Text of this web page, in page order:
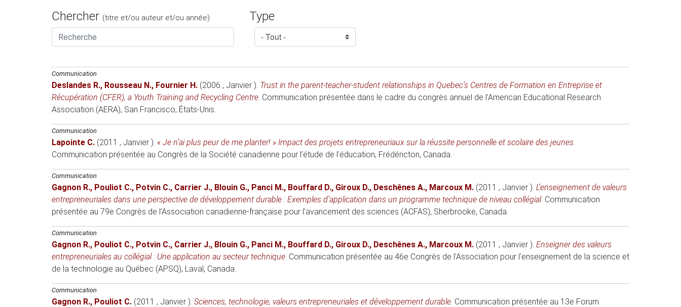
Chercher (titre et/ou auteur et/ou année) Type
Communication
Deslandes R., Rousseau N., Fournier H. (2006 , Janvier ). Trust in the parent-teacher-student relationships in Quebec’s Centres de Formation en Entreprise et
Récupération (CFER), a Youth Training and Recycling Centre. Communication présentée dans le cadre du congrès annuel de l'American Educational Research
Association (AERA), San Francisco, États-Unis.
Communication
Lapointe C. (2011 , Janvier ). « Je n’ai plus peur de me planter! » Impact des projets entrepreneuriaux sur la réussite personnelle et scolaire des jeunes.
Communication présentée au Congrès de la Société canadienne pour l’étude de l’éducation, Frédéricton, Canada.
Communication
Gagnon R., Pouliot C., Potvin C., Carrier J., Blouin G., Panci M., Bouffard D., Giroux D., Deschênes A., Marcoux M. (2011 , Janvier ). L’enseignement de valeurs
entrepreneuriales dans une perspective de développement durable : Exemples d’application dans un programme technique de niveau collégial. Communication
présentée au 79e Congrès de l’Association canadienne-française pour l'avancement des sciences (ACFAS), Sherbrooke, Canada.
Communication
Gagnon R., Pouliot C., Potvin C., Carrier J., Blouin G., Panci M., Bouffard D., Giroux D., Deschênes A., Marcoux M. (2011 , Janvier ). Enseigner des valeurs
entrepreneuriales au collégial : Une application au secteur technique. Communication présentée au 46e Congrès de l’Association pour l'enseignement de la science et
de la technologie au Québec (APSQ), Laval, Canada.
Communication
Gagnon R., Pouliot C. (2011 , Janvier ). Sciences, technologie, valeurs entrepreneuriales et développement durable. Communication présentée au 13e Forum